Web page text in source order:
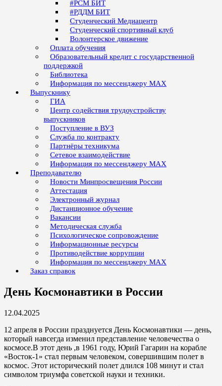
#РСМ БИТ
#РДДМ БИТ
Студенческий Медиацентр
Студенческий спортивный клуб
Волонтерское движение
Оплата обучения
Образовательный кредит с государственной
поддержкой
Библиотека
Информация по мессенджеру MAX
Выпускнику
ГИА
Центр содействия трудоустройству
выпускников
Поступление в ВУЗ
Служба по контракту
Партнёры техникума
Сетевое взаимодействие
Информация по мессенджеру MAX
Преподавателю
Новости Минпросвещения России
Аттестация
Электронный журнал
Дистанционное обучение
Вакансии
Методическая служба
Психологическое сопровождение
Информационные ресурсы
Противодействие коррупции
Информация по мессенджеру MAX
Заказ справок
День Космонавтики в России
12.04.2025
12 апреля в России празднуется День Космонавтики — день,
который навсегда изменил представление человечества о
космосе.В этот день ,в 1961 году, Юрий Гагарин на корабле
«Восток-1» стал первым человеком, совершившим полет в
космос. Этот исторический полет длился 108 минут и стал
символом триумфа советской науки и техники.